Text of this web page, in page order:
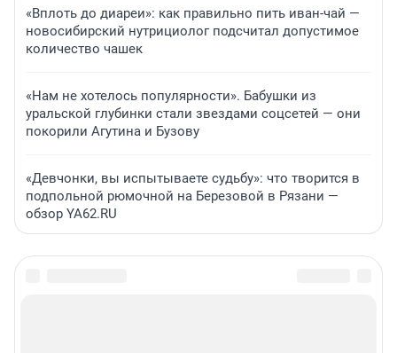
«Вплоть до диареи»: как правильно пить иван-чай —
новосибирский нутрициолог подсчитал допустимое
количество чашек
«Нам не хотелось популярности». Бабушки из
уральской глубинки стали звездами соцсетей — они
покорили Агутина и Бузову
«Девчонки, вы испытываете судьбу»: что творится в
подпольной рюмочной на Березовой в Рязани —
обзор YA62.RU